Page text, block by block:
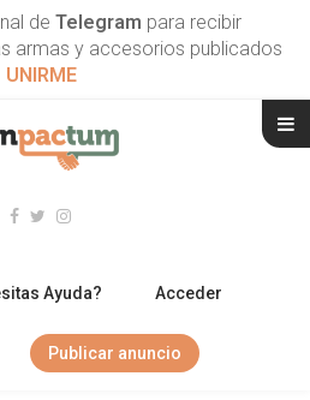
de Telegram para recibir
armas y accesorios publicados
UNIRME
Ayuda? Acceder
Publicar anuncio